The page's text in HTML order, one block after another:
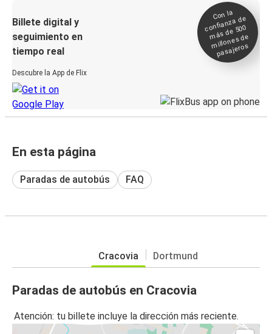
Billete digital y
seguimiento en
tiempo real
Descubre la App de Flix
Con la
confianza de
más de 500
millones de
pasajeros
En esta página
Paradas de autobús FAQ
Cracovia Dortmund
Paradas de autobús en Cracovia
Atención: tu billete incluye la dirección más reciente.